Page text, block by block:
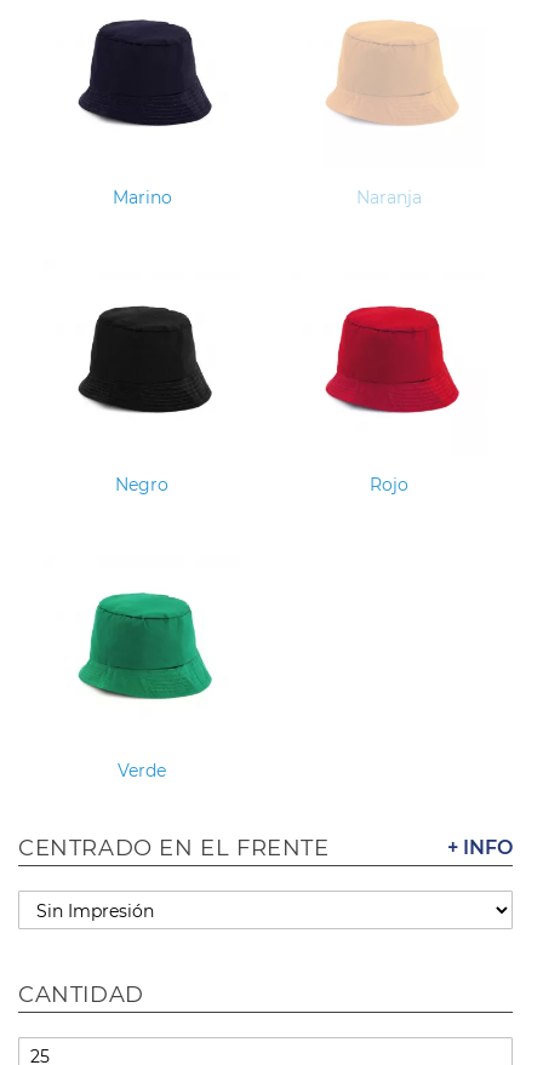
Marino Naranja
Negro Rojo
Verde
+ INFO
CENTRADO EN EL FRENTE
CANTIDAD